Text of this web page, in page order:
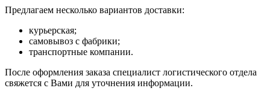
Предлагаем несколько вариантов доставки:
курьерская;
самовывоз с фабрики;
транспортные компании.
После оформления заказа специалист логистического отдела
свяжется с Вами для уточнения информации.